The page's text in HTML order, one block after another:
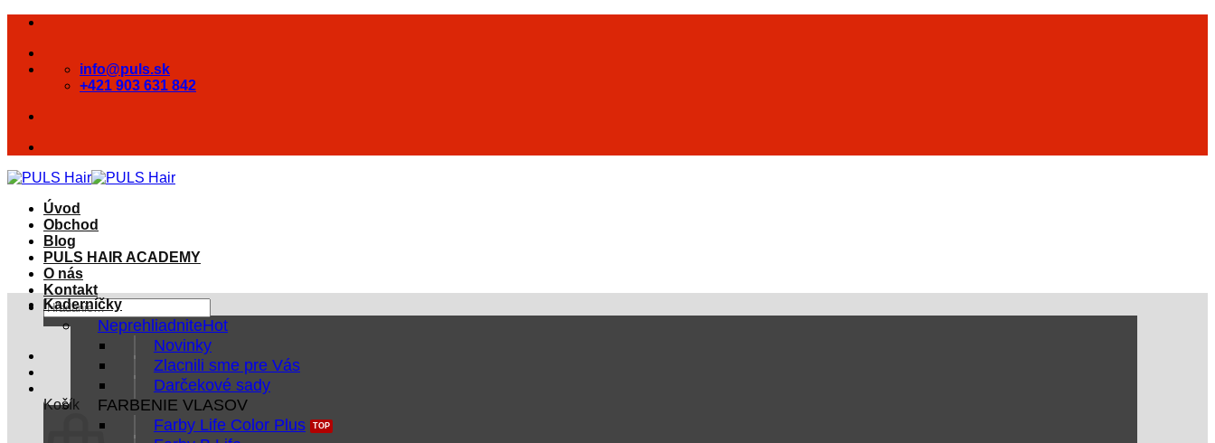
Skip
content
info@puls.sk
+421 903 631 842
Úvod
Obchod
Blog
PULS HAIR ACADEMY
O nás
Kontakt
Hľadať:
Košík
Kaderníčky
Neprehliadnite
Novinky
Zlacnili sme pre Vás
Darčekové sady
FARBENIE VLASOV
Farby Life Color Plus